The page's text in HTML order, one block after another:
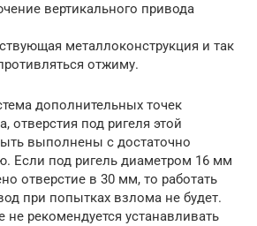
вертикального привода
металлоконструкция и так
отжиму.
дополнительных точек
отверстия под ригеля этой
выполнены с достаточно
Если под ригель диаметром 16 мм
отверстие в 30 мм, то работать
при попытках взлома не будет.
рекомендуется устанавливать